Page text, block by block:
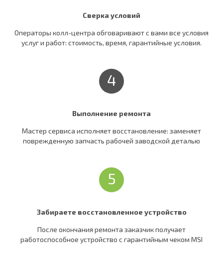
Сверка условий
Операторы колл-центра обговаривают c вами все условия
услуг и работ: стоимость, время, гарантийные условия.
4
Выполнение ремонта
Мастер сервиса исполняет восстановление: заменяет
поврежденную запчасть рабочей заводской деталью
5
Забираете восстановленное устройство
После окончания ремонта заказчик получает
работоспособное устройство c гарантийным чеком MSI